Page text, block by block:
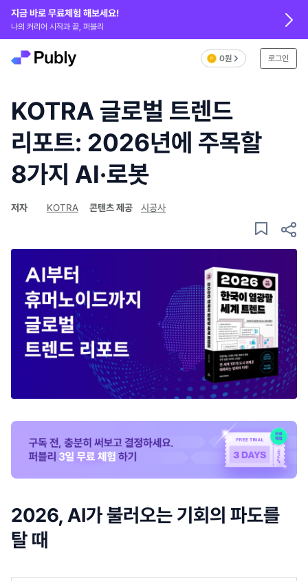
지금 바로 무료체험 해보세요!
나의 커리어 시작과 끝, 퍼블리
0원 로그인
KOTRA 글로벌 트렌드
리포트: 2026년에 주목할
8가지 AI·로봇
저자 KOTRA 콘텐츠 제공 시공사
2026, AI가 불러오는 기회의 파도를
탈 때